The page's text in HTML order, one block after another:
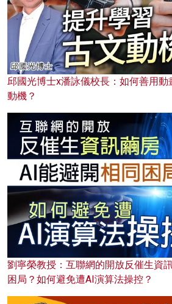
邱國光博士x潘詠儀校長：如何善用動
動機？
劉寧榮教授：互聯網的開放反催生資
困局？如何避免遭AI演算法操控？